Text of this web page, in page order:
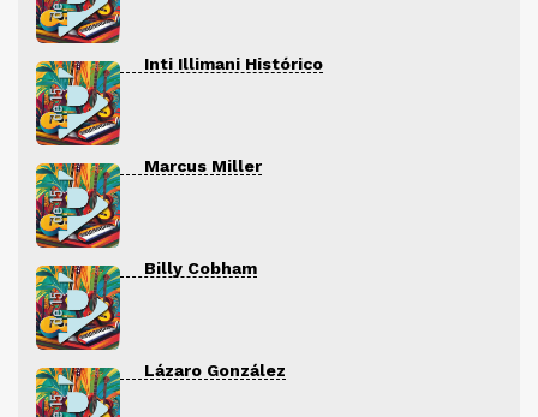
Inti Illimani Histórico
Marcus Miller
Billy Cobham
Lázaro González